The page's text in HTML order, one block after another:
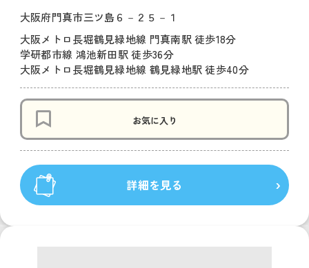
大阪府門真市三ツ島６－２５－１
大阪メトロ長堀鶴見緑地線 門真南駅 徒歩18分
学研都市線 鴻池新田駅 徒歩36分
大阪メトロ長堀鶴見緑地線 鶴見緑地駅 徒歩40分
お気に入り
詳細を見る